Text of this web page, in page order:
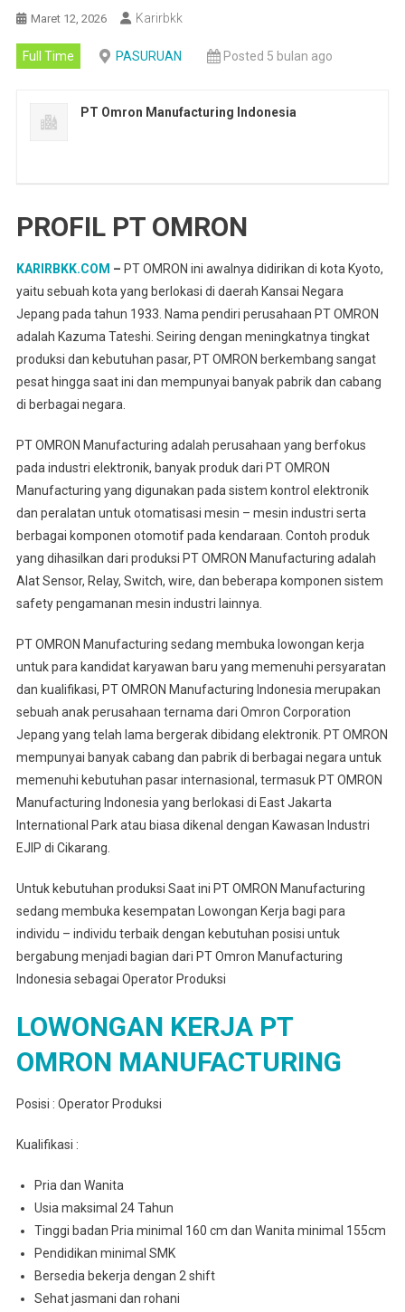
Maret 12, 2026 Karirbkk
Full Time PASURUAN Posted 5 bulan ago
PT Omron Manufacturing Indonesia
PROFIL PT OMRON
KARIRBKK.COM – PT OMRON ini awalnya didirikan di kota Kyoto,
yaitu sebuah kota yang berlokasi di daerah Kansai Negara
Jepang pada tahun 1933. Nama pendiri perusahaan PT OMRON
adalah Kazuma Tateshi. Seiring dengan meningkatnya tingkat
produksi dan kebutuhan pasar, PT OMRON berkembang sangat
pesat hingga saat ini dan mempunyai banyak pabrik dan cabang
di berbagai negara.
PT OMRON Manufacturing adalah perusahaan yang berfokus
pada industri elektronik, banyak produk dari PT OMRON
Manufacturing yang digunakan pada sistem kontrol elektronik
dan peralatan untuk otomatisasi mesin – mesin industri serta
berbagai komponen otomotif pada kendaraan. Contoh produk
yang dihasilkan dari produksi PT OMRON Manufacturing adalah
Alat Sensor, Relay, Switch, wire, dan beberapa komponen sistem
safety pengamanan mesin industri lainnya.
PT OMRON Manufacturing sedang membuka lowongan kerja
untuk para kandidat karyawan baru yang memenuhi persyaratan
dan kualifikasi, PT OMRON Manufacturing Indonesia merupakan
sebuah anak perusahaan ternama dari Omron Corporation
Jepang yang telah lama bergerak dibidang elektronik. PT OMRON
mempunyai banyak cabang dan pabrik di berbagai negara untuk
memenuhi kebutuhan pasar internasional, termasuk PT OMRON
Manufacturing Indonesia yang berlokasi di East Jakarta
International Park atau biasa dikenal dengan Kawasan Industri
EJIP di Cikarang.
Untuk kebutuhan produksi Saat ini PT OMRON Manufacturing
sedang membuka kesempatan Lowongan Kerja bagi para
individu – individu terbaik dengan kebutuhan posisi untuk
bergabung menjadi bagian dari PT Omron Manufacturing
Indonesia sebagai Operator Produksi
LOWONGAN KERJA PT
OMRON MANUFACTURING
Posisi : Operator Produksi
Kualifikasi :
Pria dan Wanita
Usia maksimal 24 Tahun
Tinggi badan Pria minimal 160 cm dan Wanita minimal 155cm
Pendidikan minimal SMK
Bersedia bekerja dengan 2 shift
Sehat jasmani dan rohani